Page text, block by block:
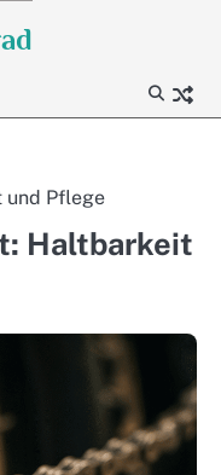
und Pflege
Haltbarkeit